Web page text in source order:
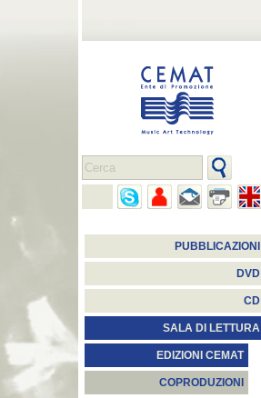
PUBBLICAZIONI
DVD
CD
SALA DI LETTURA
EDIZIONI CEMAT
COPRODUZIONI